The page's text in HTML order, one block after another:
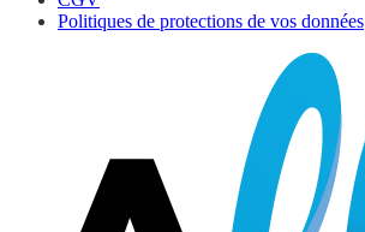
Politiques de protections de vos données